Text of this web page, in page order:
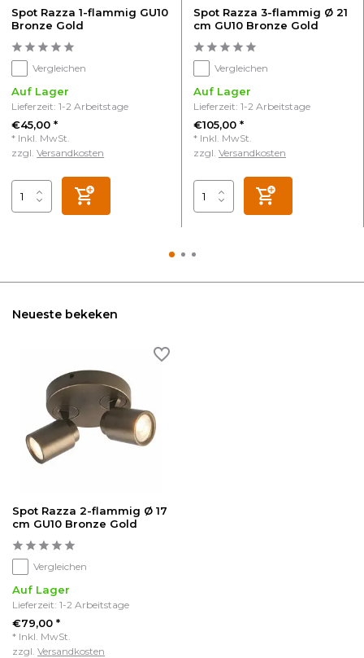
Spot Razza 1-flammig GU10
Bronze Gold
Vergleichen
Auf Lager
Lieferzeit: 1-2 Arbeitstage
€45,00 *
* Inkl. MwSt.
zzgl.Versandkosten
Spot Razza 3-flammig Ø 21
cm GU10 Bronze Gold
Vergleichen
Auf Lager
Lieferzeit: 1-2 Arbeitstage
€105,00 *
* Inkl. MwSt.
zzgl. Versandkosten
Neueste bekeken
Spot Razza 2-flammig Ø 17
cm GU10 Bronze Gold
Vergleichen
Auf Lager
Lieferzeit: 1-2 Arbeitstage
€79,00 *
* Inkl. MwSt.
zzgl. Versandkosten